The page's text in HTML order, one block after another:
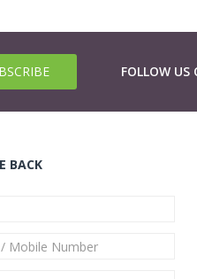
FOLLOW US
BACK